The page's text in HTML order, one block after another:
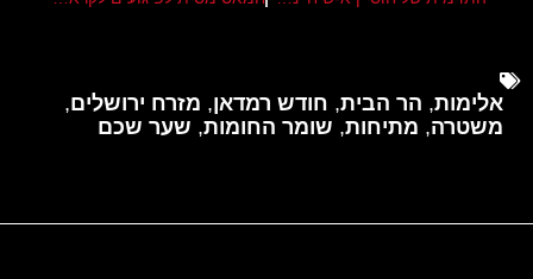
אלימות, הר הבית, חודש רמדאן, מזרח ירושלים,
משטרה, מתיחות, שומר החומות, שער שכם